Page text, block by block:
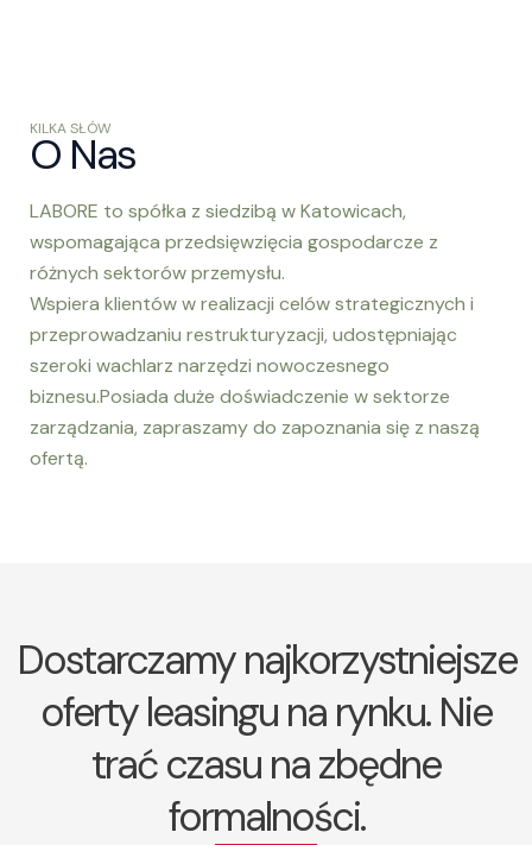
KILKA SŁÓW
O Nas
LABORE to spółka z siedzibą w Katowicach,
wspomagająca przedsięwzięcia gospodarcze z
różnych sektorów przemysłu.
Wspiera klientów w realizacji celów strategicznych i
przeprowadzaniu restrukturyzacji, udostępniając
szeroki wachlarz narzędzi nowoczesnego
biznesu.Posiada duże doświadczenie w sektorze
zarządzania, zapraszamy do zapoznania się z naszą
ofertą.
Dostarczamy najkorzystniejsze
oferty leasingu na rynku. Nie
trać czasu na zbędne
formalności.